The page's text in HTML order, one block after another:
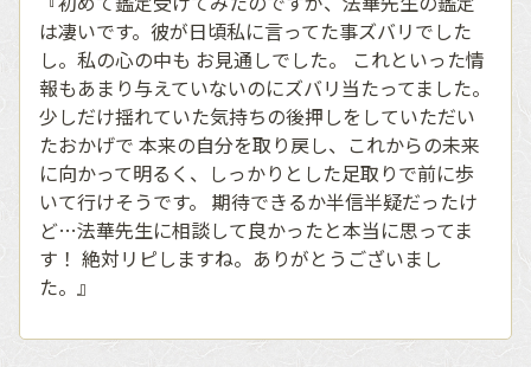
は凄いです。彼が日頃私に言ってた事ズバリでした
し。私の心の中も お見通しでした。 これといった情
報もあまり与えていないのにズバリ当たってました。
少しだけ揺れていた気持ちの後押しをしていただい
たおかげで 本来の自分を取り戻し、これからの未来
に向かって明るく、しっかりとした足取りで前に歩
いて行けそうです。 期待できるか半信半疑だったけ
ど…法華先生に相談して良かったと本当に思ってま
す！ 絶対リピしますね。ありがとうございまし
た。』